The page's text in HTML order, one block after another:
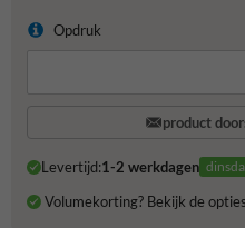
Opdruk
product
Levertijd:1-2 werkdagen
Volumekorting? Bekijk de opties